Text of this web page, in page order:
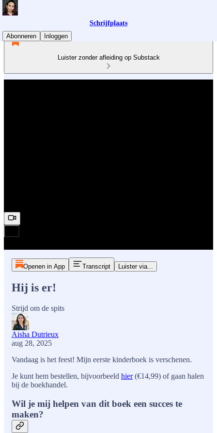
Schrijfplaats
Abonneren
Inloggen
Luister zonder afleiding op Substack
Openen in App Transcript Luister via...
Hij is er!
Strijd om de spits
Aisha Dutrieux
aug 28, 2025
Vandaag is het feest! Mijn eerste kinderboek is verschenen.
Je kunt hem bestellen, bijvoorbeeld hier(€14,99) of gaan halen
bij de boekhandel.
Wil je mij helpen van dit boek een succes te
maken?